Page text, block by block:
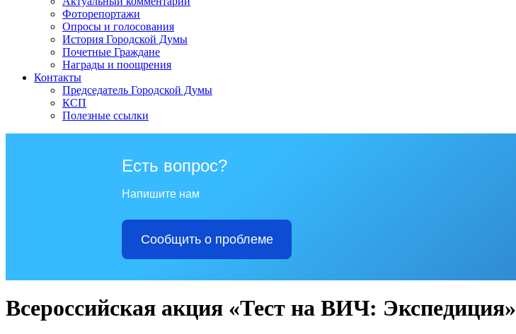
Фоторепортажи
Опросы и голосования
История Городской Думы
Почетные Граждане
Награды и поощрения
Контакты
Председатель Городской Думы
КСП
Полезные ссылки
Есть вопрос?
Напишите нам
Сообщить о проблеме
Всероссийская акция «Тест на ВИЧ: Экспедиция»